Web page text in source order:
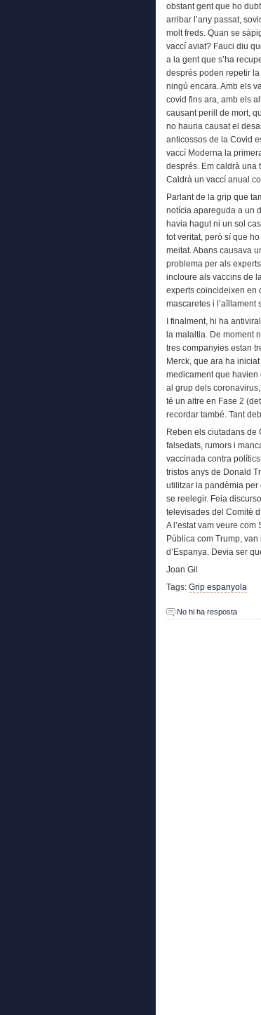
obstant gent que ho
arribar l’any passat,
molt freds. Quan se
vaccí aviat? Fauci diu
a la gent que s’ha
després poden repetir
ningú encara. Amb els
covid fins ara, amb els
causant perill de mort,
no hauria causat el
anticossos de la Covid
vaccí Moderna la
després. Em caldrà una
Caldrà un vaccí anual
Parlant de la grip que
notícia apareguda a un
havia hagut ni un sol
tot veritat, però sí que
meitat. Abans causava
problema per als
incloure als vaccins de
experts coincideixen en
mascaretes i l’aïllament
I finalment, hi ha
la malaltia. De moment
tres companyies estan
Merck, que ara ha
medicament que
al grup dels
té un altre en Fase 2
recordar també. Tant
Reben els ciutadans de
falsedats, rumors i
vaccinada contra
tristos anys de Donald
utilitzar la pandèmia
se reelegir. Feia
televisades del Comitè
A l’estat vam veure
Pública com Trump,
d’Espanya. Devia ser
Joan Gil
Tags: Grip espanyola
No hi ha resposta